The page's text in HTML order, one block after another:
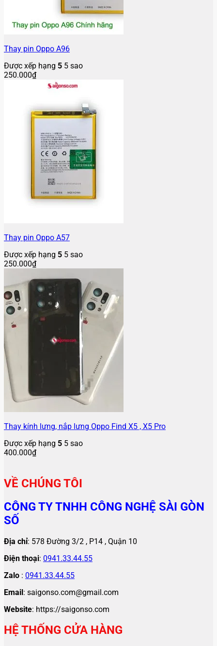
Thay pin Oppo A96
Được xếp hạng 5 5 sao
250.000₫
Thay pin Oppo A57
Được xếp hạng 5 5 sao
250.000₫
Thay kính lưng, nắp lưng Oppo Find X5 , X5 Pro
Được xếp hạng 5 5 sao
400.000₫
VỀ CHÚNG TÔI
CÔNG TY TNHH CÔNG NGHỆ SÀI GÒN
SỐ
Địa chỉ: 578 Đường 3/2 , P14 , Quận 10
Điện thoại: 0941.33.44.55
Zalo : 0941.33.44.55
Email: saigonso.com@gmail.com
Website: https://saigonso.com
HỆ THỐNG CỬA HÀNG